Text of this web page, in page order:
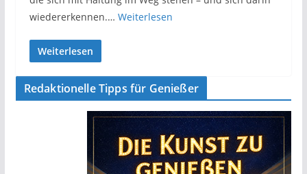
wiedererkennen.… Weiterlesen
Weiterlesen
Redaktionelle Tipps für Genießer